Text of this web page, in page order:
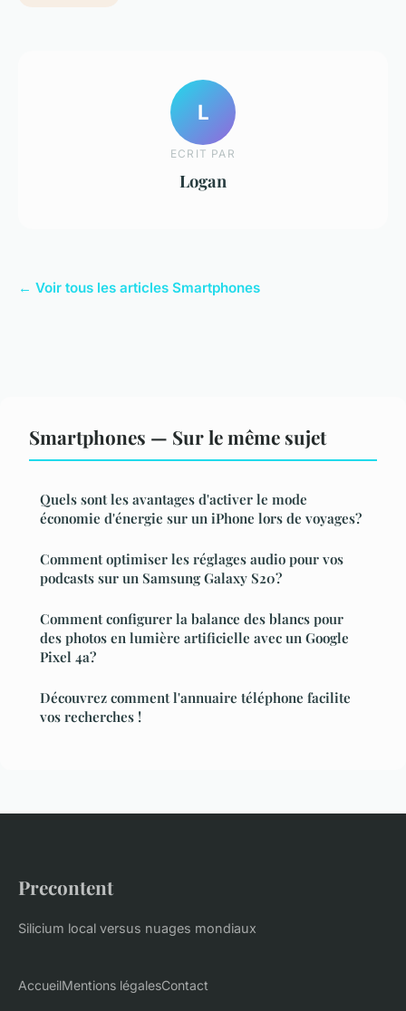
L
ECRIT PAR
Logan
← Voir tous les articles Smartphones
Smartphones — Sur le même sujet
Quels sont les avantages d'activer le mode
économie d'énergie sur un iPhone lors de voyages?
Comment optimiser les réglages audio pour vos
podcasts sur un Samsung Galaxy S20?
Comment configurer la balance des blancs pour
des photos en lumière artificielle avec un Google
Pixel 4a?
Découvrez comment l'annuaire téléphone facilite
vos recherches !
Precontent
Silicium local versus nuages mondiaux
AccueilMentions légalesContact